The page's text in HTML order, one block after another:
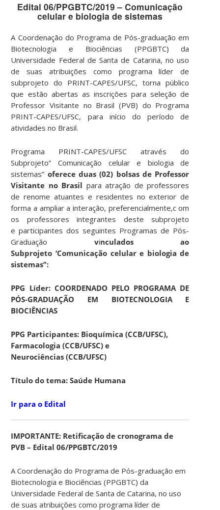
Edital 06/PPGBTC/2019 – Comunicação
celular e biologia de sistemas
A Coordenação do Programa de Pós-graduação em
Biotecnologia e Biociências (PPGBTC) da
Universidade Federal de Santa de Catarina, no uso
de suas atribuições como programa líder de
subprojeto do PRINT-CAPES/UFSC, torna público
que estão abertas as inscrições para seleção de
Professor Visitante no Brasil (PVB) do Programa
PRINT-CAPES/UFSC, para início do período de
atividades no Brasil.
Programa PRINT-CAPES/UFSC através do
Subprojeto” Comunicação celular e biologia de
sistemas” oferece duas (02) bolsas de Professor
Visitante no Brasil para atração de professores
de renome atuantes e residentes no exterior de
forma a ampliar a interação, preferencialmente,c om
os professores integrantes deste subprojeto
e participantes dos seguintes Programas de Pós-
Graduação vinculados ao
Subprojeto ‘Comunicação celular e biologia de
sistemas”:
PPG Líder: COORDENADO PELO PROGRAMA DE
PÓS-GRADUAÇÃO EM BIOTECNOLOGIA E
BIOCIÊNCIAS
PPG Participantes: Bioquímica (CCB/UFSC),
Farmacologia (CCB/UFSC) e
Neurociências (CCB/UFSC)
Título do tema: Saúde Humana
Ir para o Edital
IMPORTANTE: Retificação de cronograma de
PVB – Edital 06/PPGBTC/2019
A Coordenação do Programa de Pós-graduação em
Biotecnologia e Biociências (PPGBTC) da
Universidade Federal de Santa de Catarina, no uso
de suas atribuições como programa líder de